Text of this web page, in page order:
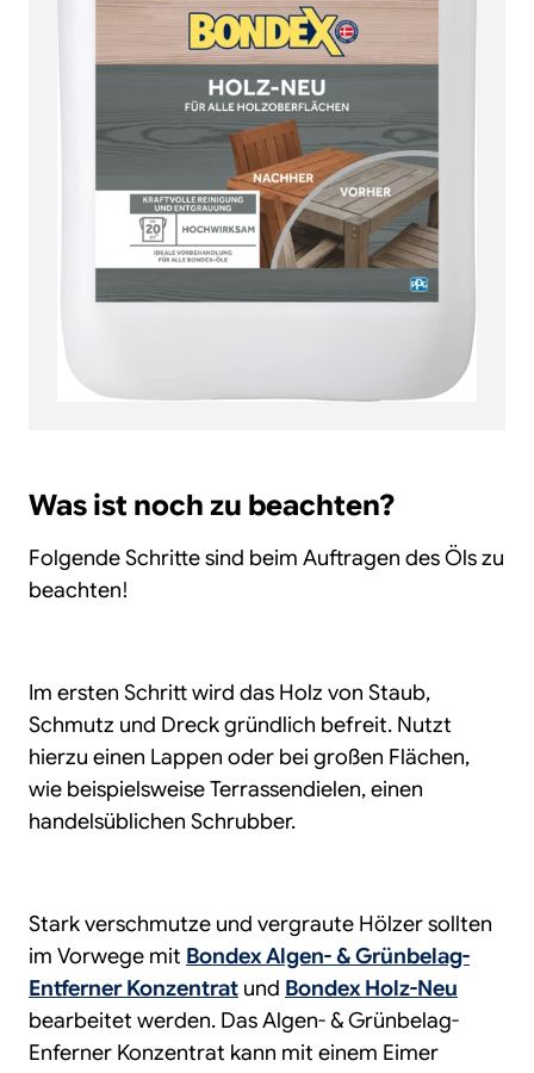
Was ist noch zu beachten?
Folgende Schritte sind beim Auftragen des Öls zu
beachten!
Im ersten Schritt wird das Holz von Staub,
Schmutz und Dreck gründlich befreit. Nutzt
hierzu einen Lappen oder bei großen Flächen,
wie beispielsweise Terrassendielen, einen
handelsüblichen Schrubber.
Stark verschmutze und vergraute Hölzer sollten
im Vorwege mit Bondex Algen- & Grünbelag-
Entferner Konzentrat und Bondex Holz-Neu
bearbeitet werden. Das Algen- & Grünbelag-
Enferner Konzentrat kann mit einem Eimer